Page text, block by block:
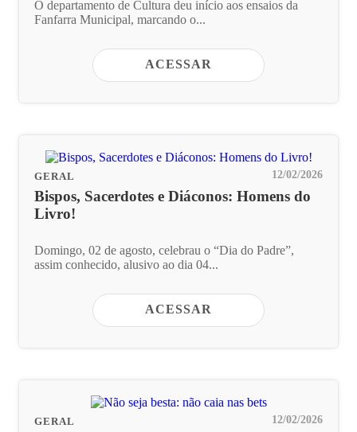
O departamento de Cultura deu início aos ensaios da
Fanfarra Municipal, marcando o...
ACESSAR
GERAL 12/02/2026
Bispos, Sacerdotes e Diáconos: Homens do
Livro!
Domingo, 02 de agosto, celebrau o “Dia do Padre”,
assim conhecido, alusivo ao dia 04...
ACESSAR
GERAL 12/02/2026